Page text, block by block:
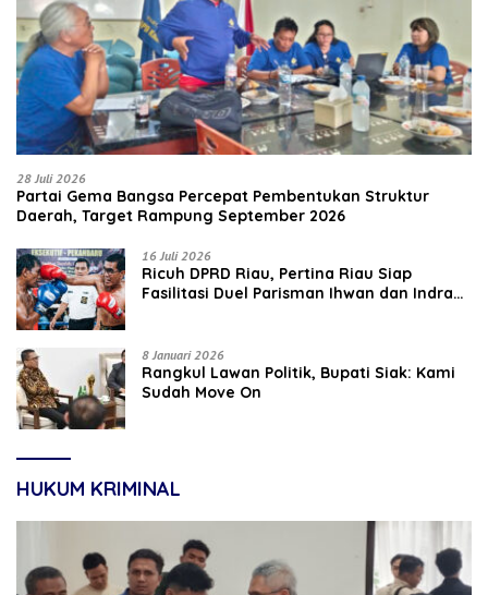
28 Juli 2026
Partai Gema Bangsa Percepat Pembentukan Struktur
Daerah, Target Rampung September 2026
16 Juli 2026
‎Ricuh DPRD Riau, Pertina Riau Siap
Fasilitasi Duel Parisman Ihwan dan Indra
8 Januari 2026
Rangkul Lawan Politik, Bupati Siak: Kami
Sudah Move On
HUKUM KRIMINAL